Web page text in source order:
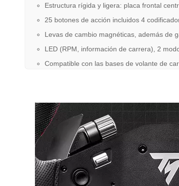
Estructura rígida y ligera: placa frontal
25 botones de acción incluidos 4
Levas de cambio magnéticas, además de
LED (RPM, información de carrera), 2
Compatible con las bases de volante de